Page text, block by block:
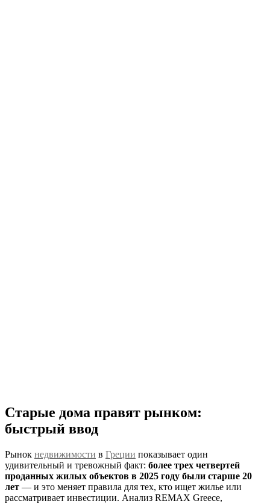
Старые дома правят рынком:
быстрый ввод
Рынок недвижимости в Греции показывает один
удивительный и тревожный факт: более трех четвертей
проданных жилых объектов в 2025 году были старше 20
лет — и это меняет правила для тех, кто ищет жилье или
рассматривает инвестиции. Анализ REMAX Greece,